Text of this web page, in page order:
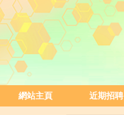
網站主頁 近期招聘